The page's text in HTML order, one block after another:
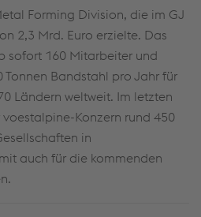
Forming Division, die im GJ
2,3 Mrd. Euro erzielte. Das
sofort 160 Mitarbeiter und
Bandstahl pro Jahr für
Ländern weltweit. Im letzten
Konzern rund 450
in
auch für die kommenden